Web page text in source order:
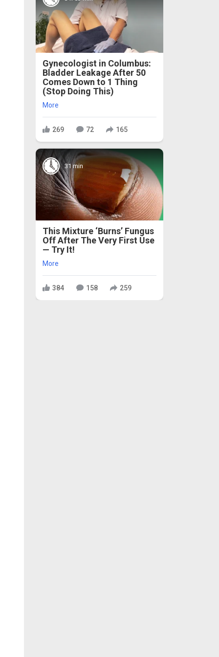
Gynecologist in Columbus:
Bladder Leakage After 50
Comes Down to 1 Thing
(Stop Doing This)
More
269 72 165
31 min
This Mixture ‘Burns’ Fungus
Off After The Very First Use
— Try It!
More
384 158 259